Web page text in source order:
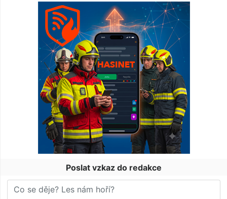
Poslat vzkaz do redakce